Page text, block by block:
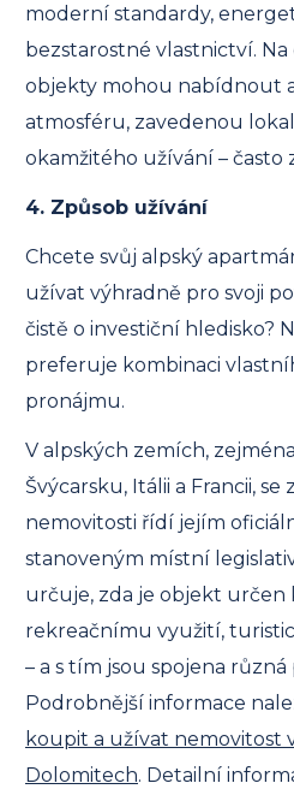
moderní standardy,
bezstarostné vlastnictví.
objekty mohou nabídnout
atmosféru, zavedenou
okamžitého užívání – často
4. Způsob užívání
Chcete svůj alpský
užívat výhradně pro svoji
čistě o investiční hledisko?
preferuje kombinaci
pronájmu.
V alpských zemích,
Švýcarsku, Itálii a Francii,
nemovitosti řídí jejím
stanoveným místní
určuje, zda je objekt
rekreačnímu využití,
– a s tím jsou spojena
Podrobnější informace
koupit a užívat nemovitost
Dolomitech. Detailní